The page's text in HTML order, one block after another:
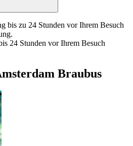
bis zu 24 Stunden vor Ihrem Besuch
24 Stunden vor Ihrem Besuch
Braubus